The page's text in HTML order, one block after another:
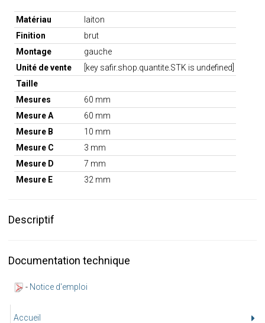
Accueil
Matériau
laiton
Finition
brut
Montage
gauche
Unité de vente
[key safir.shop.quantite.STK is undefined]
Taille
Mesures
60 mm
Mesure A
60 mm
Mesure B
10 mm
Mesure C
3 mm
Mesure D
7 mm
Mesure E
32 mm
Descriptif
Documentation technique
- Notice d'emploi